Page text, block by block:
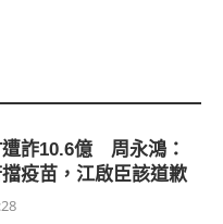
詐10.6億 周永鴻：
疫苗，江啟臣該道歉